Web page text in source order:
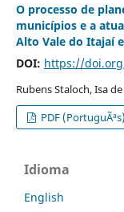
O processo de
municípios e a
Alto Vale do Itajaí
DOI: https://
Rubens Staloch, Isa
PDF (PortuguÃªs)
Idioma
English